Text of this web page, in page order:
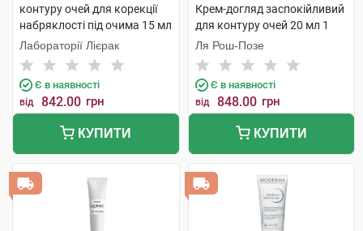
контуру очей для корекції
набряклості під очима 15 мл
1 туба
Лабораторії Лієрак
Є в наявності
від 842.00 грн
КУПИТИ
Крем-догляд заспокійливий
для контуру очей 20 мл 1
флакон
Ля Рош-Позе
Є в наявності
від 848.00 грн
КУПИТИ